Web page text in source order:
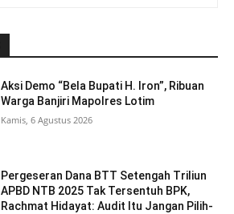
Aksi Demo “Bela Bupati H. Iron”, Ribuan
Warga Banjiri Mapolres Lotim
Kamis, 6 Agustus 2026
Pergeseran Dana BTT Setengah Triliun
APBD NTB 2025 Tak Tersentuh BPK,
Rachmat Hidayat: Audit Itu Jangan Pilih-